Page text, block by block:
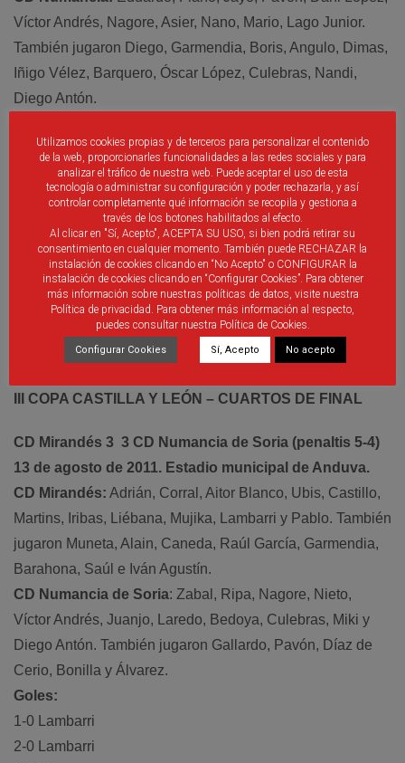
Víctor Andrés, Nagore, Asier, Nano, Mario, Lago Junior.
También jugaron Diego, Garmendia, Boris, Angulo, Dimas,
Iñigo Vélez, Barquero, Óscar López, Culebras, Nandi,
Diego Antón.
el Mirandés
Goles:
0-2 Íñigo Vélez 58
1-2 Pablo 68
Penaltis 3-4
III COPA CASTILLA Y LEÓN – CUARTOS DE FINAL
CD Mirandés 3  3 CD Numancia de Soria (penaltis 5-4)
13 de agosto de 2011. Estadio municipal de Anduva.
CD Mirandés: Adrián, Corral, Aitor Blanco, Ubis, Castillo,
Martins, Iribas, Liébana, Mujika, Lambarri y Pablo. También
jugaron Muneta, Alain, Caneda, Raúl García, Garmendia,
Barahona, Saúl e Iván Agustín.
CD Numancia de Soria: Zabal, Ripa, Nagore, Nieto,
Víctor Andrés, Juanjo, Laredo, Bedoya, Culebras, Miki y
Diego Antón. También jugaron Gallardo, Pavón, Díaz de
Cerio, Bonilla y Álvarez.
Goles:
1-0 Lambarri
2-0 Lambarri
Utilizamos cookies propias y de terceros para personalizar el contenido
de la web, proporcionarles funcionalidades a las redes sociales y para
analizar el tráfico de nuestra web. Puede aceptar el uso de esta
tecnología o administrar su configuración y poder rechazarla, y así
controlar completamente qué información se recopila y gestiona a
través de los botones habilitados al efecto.
Al clicar en "Sí, Acepto", ACEPTA SU USO, si bien podrá retirar su
consentimiento en cualquier momento. También puede RECHAZAR la
instalación de cookies clicando en “No Acepto" o CONFIGURAR la
instalación de cookies clicando en “Configurar Cookies”. Para obtener
más información sobre nuestras políticas de datos, visite nuestra
Política de privacidad. Para obtener más información al respecto,
puedes consultar nuestra Política de Cookies.
Configurar Cookies Sí, Acepto No acepto